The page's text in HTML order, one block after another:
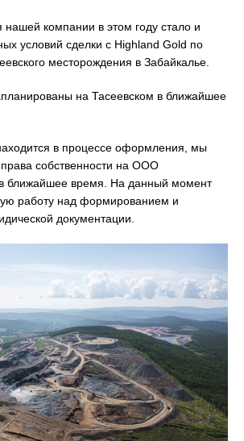
компании в этом году стало и
условий сделки с Highland Gold по
месторождения в Забайкалье.
на Тасеевском в ближайшее
в процессе оформления, мы
собственности на ООО
ближайшее время. На данный момент
работу над формированием и
документации.